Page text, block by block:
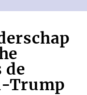
de
Trump